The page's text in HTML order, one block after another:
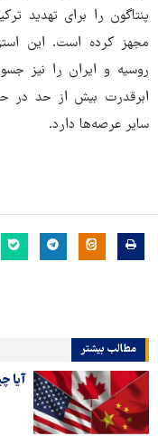
پنتاگون را برای تهدید
مجهز کرده است. این
روسیه و ایران را نیز
ابرقدرت بیش از حد در
سایر عرصه‌ها دارد.
مطالب بیشتر
آیا